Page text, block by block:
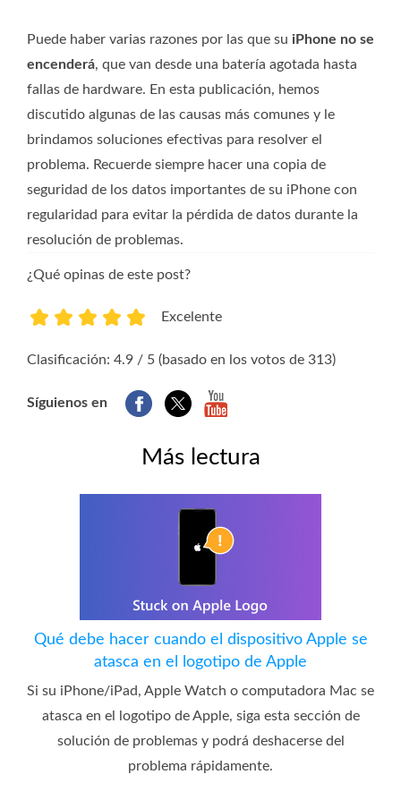
Puede haber varias razones por las que su iPhone no se
encenderá, que van desde una batería agotada hasta
fallas de hardware. En esta publicación, hemos
discutido algunas de las causas más comunes y le
brindamos soluciones efectivas para resolver el
problema. Recuerde siempre hacer una copia de
seguridad de los datos importantes de su iPhone con
regularidad para evitar la pérdida de datos durante la
resolución de problemas.
¿Qué opinas de este post?
Excelente
Clasificación: 4.9 / 5 (basado en los votos de 313)
Síguienos en
Más lectura
Qué debe hacer cuando el dispositivo Apple se
atasca en el logotipo de Apple
Si su iPhone/iPad, Apple Watch o computadora Mac se
atasca en el logotipo de Apple, siga esta sección de
solución de problemas y podrá deshacerse del
problema rápidamente.